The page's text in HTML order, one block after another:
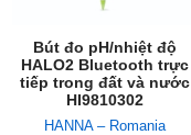
Bút đo pH/nhiệt độ
HALO2 Bluetooth trực
tiếp trong đất và nước
HI9810302
HANNA – Romania